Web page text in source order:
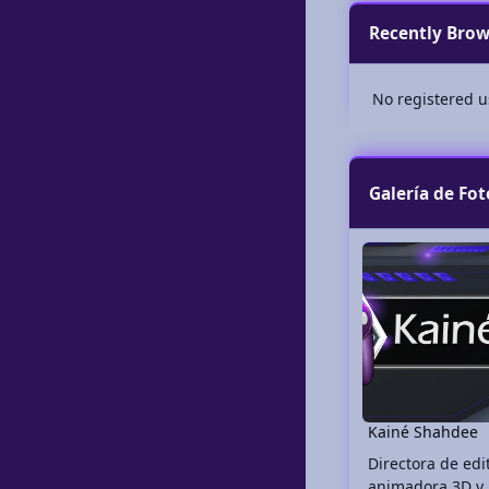
Recently
No registered
Galería de
Kainé Shahdee
Kainé Shahdee
Directora de